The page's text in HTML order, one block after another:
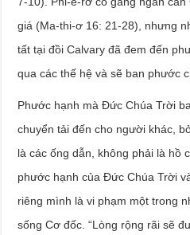
giá (Ma-thi-ơ 16: 21-28), nhưng
tất tại đồi Calvary đã đem đến
qua các thế hệ và sẽ ban phước
Phước hạnh mà Đức Chúa Trời
chuyển tải đến cho người khác,
là các ống dẫn, không phải là hồ
phước hạnh của Đức Chúa Trời
riêng mình là vi phạm một trong
sống Cơ đốc. “Lòng rộng rãi sẽ